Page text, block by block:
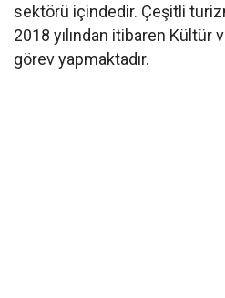
sektörü içindedir. Çeşitli
2018 yılından itibaren Kültür
görev yapmaktadır.